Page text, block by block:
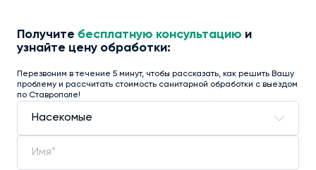
Получите бесплатную консультацию и
узнайте цену обработки:
Перезвоним в течение 5 минут, чтобы рассказать, как решить Вашу
проблему и рассчитать стоимость санитарной обработки с выездом
по Ставрополе!